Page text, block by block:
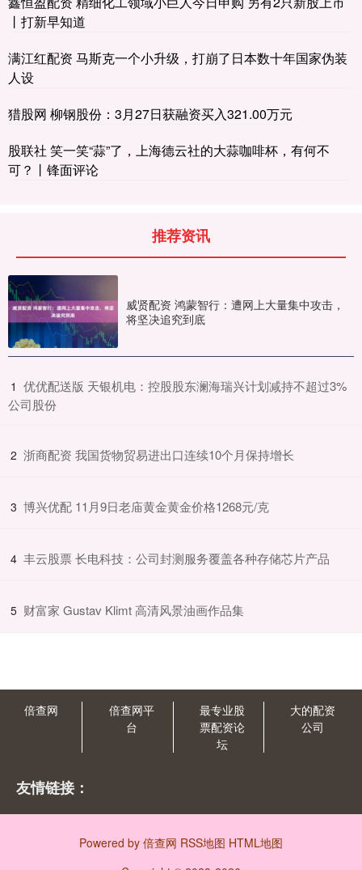
丨打新早知道
满江红配资 马斯克一个小升级，打崩了日本数十年国家伪装
人设
猎股网 柳钢股份：3月27日获融资买入321.00万元
股联社 笑一笑“蒜”了，上海德云社的大蒜咖啡杯，有何不
可？丨锋面评论
推荐资讯
威贤配资 鸿蒙智行：遭网上大量集中攻击，
将坚决追究到底
1 ​优优配送版 天银机电：控股股东澜海瑞兴计划减持不超过3%
公司股份
2 ​浙商配资 我国货物贸易进出口连续10个月保持增长
3 ​博兴优配 11月9日老庙黄金黄金价格1268元/克
4 ​丰云股票 长电科技：公司封测服务覆盖各种存储芯片产品
5 ​财富家 Gustav Klimt 高清风景油画作品集
倍查网
倍查网平
台
最专业股
票配资论
坛
大的配资
公司
友情链接：
Powered by 倍查网 RSS地图 HTML地图